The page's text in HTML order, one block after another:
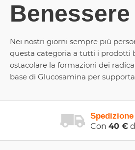
Benessere
Nei nostri giorni sempre più
questa categoria a tutti i prodotti
ostacolare la formazioni dei
base di Glucosamina per
Con 40 €